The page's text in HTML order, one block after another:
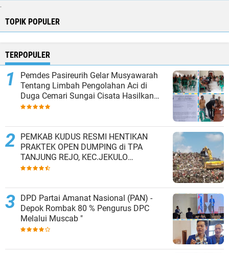
.
TOPIK POPULER
TERPOPULER
Pemdes Pasireurih Gelar Musyawarah
Tentang Limbah Pengolahan Aci di
Duga Cemari Sungai Cisata Hasilkan
Kesepakatan Tutup Sementara
PEMKAB KUDUS RESMI HENTIKAN
PRAKTEK OPEN DUMPING di TPA
TANJUNG REJO, KEC.JEKULO
KAB.KUDUS,BERLAKUKAN SISTEM
DPD Partai Amanat Nasional (PAN) -
Depok Rombak 80 % Pengurus DPC
Melalui Muscab "